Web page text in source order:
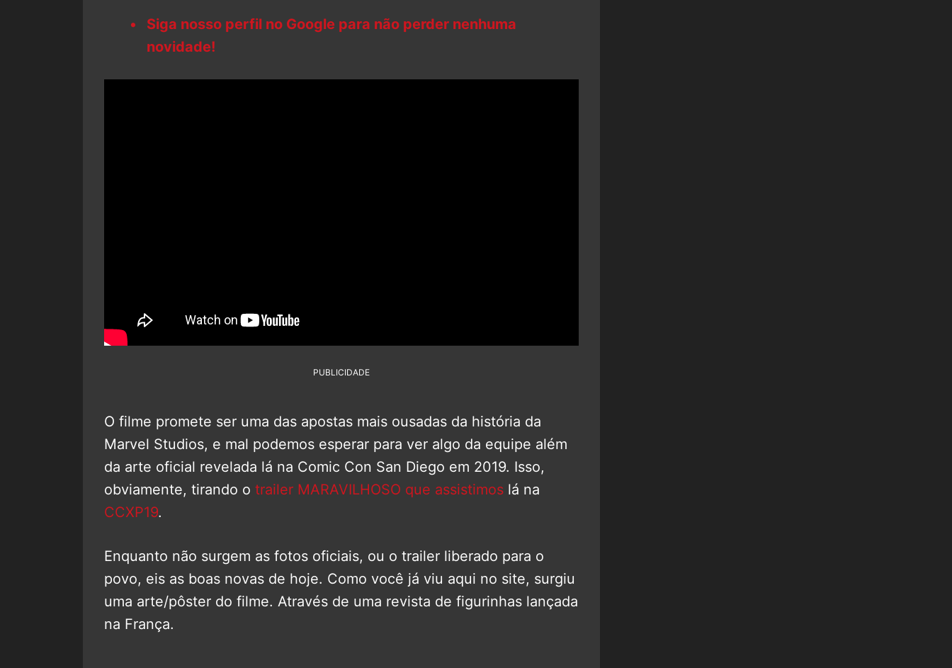
Siga nosso perfil no Google para não perder nenhuma
novidade!
PUBLICIDADE
O filme promete ser uma das apostas mais ousadas da história da
Marvel Studios, e mal podemos esperar para ver algo da equipe além
da arte oficial revelada lá na Comic Con San Diego em 2019. Isso,
obviamente, tirando o trailer MARAVILHOSO que assistimos lá na
CCXP19.
Enquanto não surgem as fotos oficiais, ou o trailer liberado para o
povo, eis as boas novas de hoje. Como você já viu aqui no site, surgiu
uma arte/pôster do filme. Através de uma revista de figurinhas lançada
na França.